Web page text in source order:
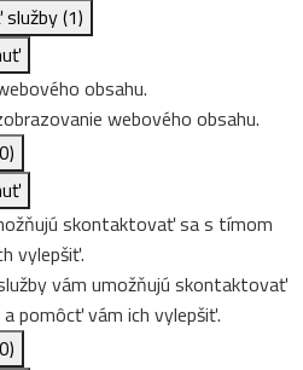
(1)
obsahu.
webového obsahu.
skontaktovať sa s tímom
vylepšiť.
vám umožňujú skontaktovať
pomôcť vám ich vylepšiť.